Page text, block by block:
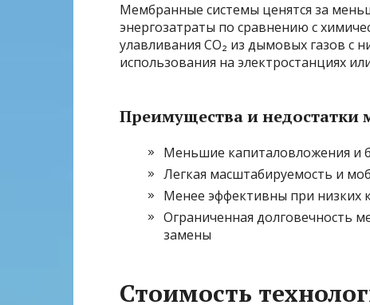
Мембранные системы ценятся за
энергозатраты по сравнению с
улавливания CO₂ из дымовых газов с
использования на электростанциях
Преимущества и
Меньшие капиталовложения и
Легкая масштабируемость и
Менее эффективны при низких
Ограниченная долговечность
замены
Стоимость